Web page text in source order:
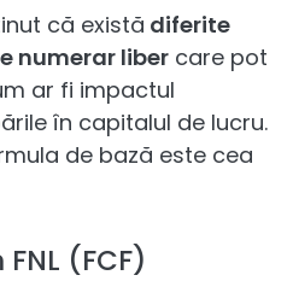
că există diferite
numerar liber care pot
ar fi impactul
în capitalul de lucru.
de bază este cea
(FCF)